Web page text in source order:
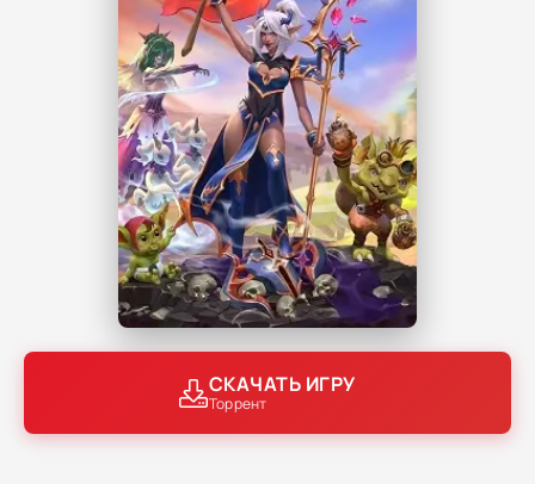
СКАЧАТЬ ИГРУ
Торрент